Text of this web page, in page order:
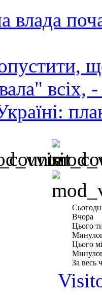
влада
всіх,
Вчора
Цього
Цього
За весь